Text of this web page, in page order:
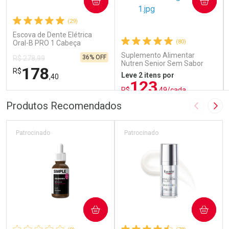
(29)
Escova de Dente Elétrica
Oral-B PRO 1 Cabeça
Redonda Recarregável 1
Unidade
R$ 278,99
R$178,40
36% OFF
FECHAR
FECHAR
Por Menos
(80)
Suplemento Alimentar
Nutren Senior Sem Sabor
740g
Leve 2 itens por
R$123,49/cada
Por Menos
Produtos Recomendados Imagem
Patrocinado
COMPRAR
Patrocinado
COMPRAR